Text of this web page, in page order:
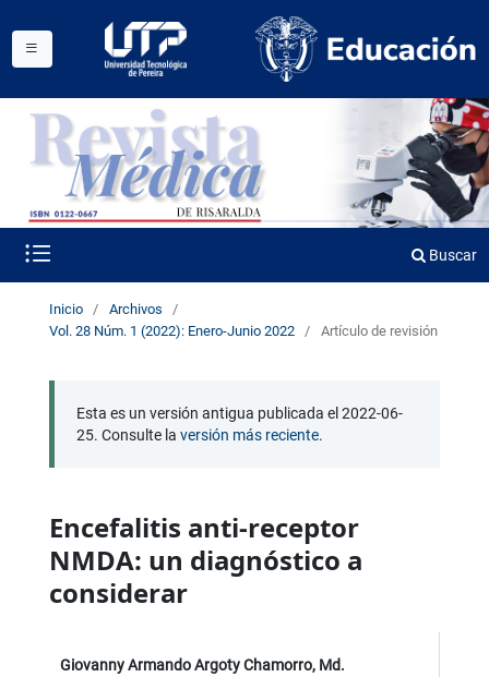
Buscar
Inicio / Archivos
/
Vol. 28 Núm. 1 (2022): Enero-Junio 2022
/ Artículo de revisión
Esta es un versión antigua publicada el 2022-06-
25. Consulte la versión más reciente.
Encefalitis anti-receptor
NMDA: un diagnóstico a
considerar
Giovanny Armando Argoty Chamorro, Md.